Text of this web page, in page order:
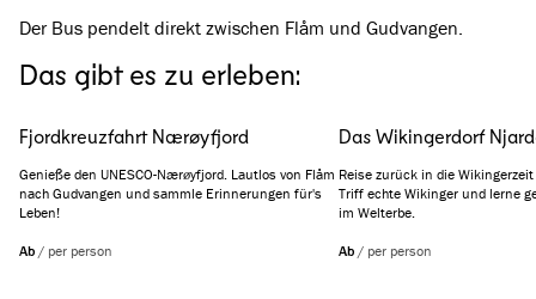
Der Bus pendelt direkt zwischen Flåm und Gudvangen.
Das gibt es zu erleben:
Fjordkreuzfahrt Nærøyfjord
Genieße den UNESCO-Nærøyfjord. Lautlos von Flåm
nach Gudvangen und sammle Erinnerungen für's
Leben!
Ab / per person
Das Wikingerdorf
Reise zurück in die
Triff echte Wikinger und lerne
im Welterbe.
Ab / per person